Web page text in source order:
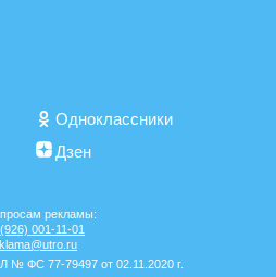
Одноклассники
Дзен
рекламы:
001-11-01
№ ФС 77-79497 от 02.11.2020 г.